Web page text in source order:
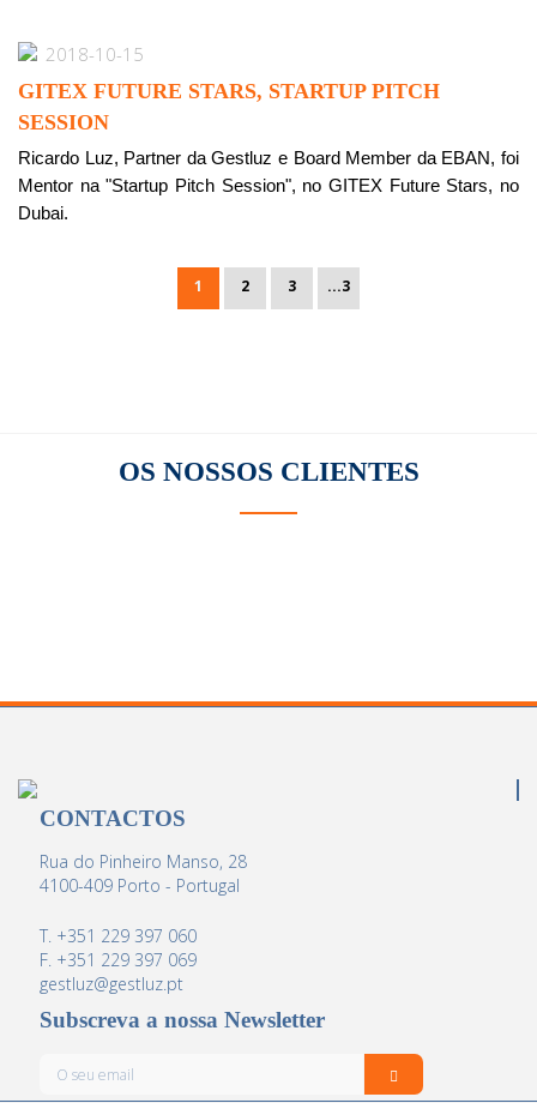
2018-10-15
GITEX FUTURE STARS, STARTUP PITCH
SESSION
Ricardo Luz, Partner da Gestluz e Board Member da EBAN, foi
Mentor na "Startup Pitch Session", no GITEX Future Stars, no
Dubai.
1 2 3 ...3
OS NOSSOS CLIENTES
CONTACTOS
Rua do Pinheiro Manso, 28
4100-409 Porto - Portugal
T. +351 229 397 060
F. +351 229 397 069
gestluz@gestluz.pt
Subscreva a nossa Newsletter